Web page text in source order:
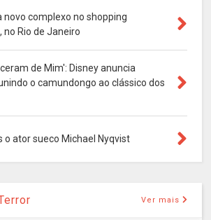
novo complexo no shopping
no Rio de Janeiro
de Mim': Disney anuncia
o camundongo ao clássico dos
o ator sueco Michael Nyqvist
Ver mais